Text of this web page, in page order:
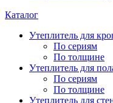
Каталог
Утеплитель для
По сериям
По толщине
Утеплитель для
По сериям
По толщине
Утеплитель для